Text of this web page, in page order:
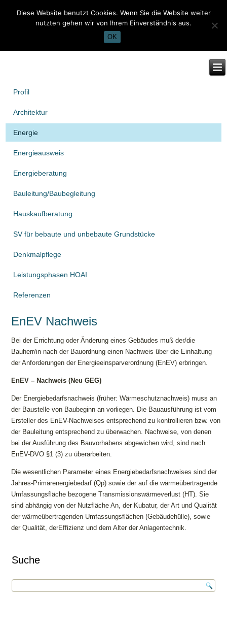
Profil
Architektur
Energie
Energieausweis
Energieberatung
Bauleitung/Baubegleitung
Hauskaufberatung
SV für bebaute und unbebaute Grundstücke
Denkmalpflege
Leistungsphasen HOAI
Referenzen
EnEV Nachweis
Bei der Errichtung oder Änderung eines Gebäudes muß der/die
Bauherr/in nach der Bauordnung einen Nachweis über die Einhaltung
der Anforderungen der Energieeinsparverordnung (EnEV) erbringen.
EnEV – Nachweis (Neu GEG)
Der Energiebedarfsnachweis (früher: Wärmeschutznachweis) muss an
der Baustelle von Baubeginn an vorliegen. Die Bauausführung ist vom
Ersteller des EnEV-Nachweises entsprechend zu kontrollieren bzw. von
der Bauleitung entsprechend zu überwachen. Nachweise, von denen
bei der Ausführung des Bauvorhabens abgewichen wird, sind nach
EnEV-DVO §1 (3) zu überarbeiten.
Die wesentlichen Parameter eines Energiebedarfsnachweises sind der
Jahres-Primärenergiebedarf (Qp) sowie der auf die wärmeübertragende
Umfassungsfläche bezogene Transmissionswärmeverlust (HT). Sie
sind abhängig von der Nutzfläche An, der Kubatur, der Art und Qualität
der wärmeübertragenden Umfassungsflächen (Gebäudehülle), sowie
der Qualität, derEffizienz und dem Alter der Anlagentechnik.
Suche
Diese Website benutzt Cookies. Wenn Sie die Website weiter
nutzten gehen wir von Ihrem Einverständnis aus.
OK